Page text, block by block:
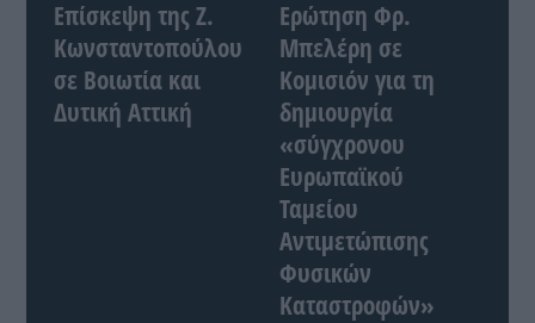
Επίσκεψη της Ζ.
Κωνσταντοπούλου
σε Βοιωτία και
Δυτική Αττική
Ερώτηση Φρ.
Μπελέρη σε
Κομισιόν για τη
δημιουργία
«σύγχρονου
Ευρωπαϊκού
Ταμείου
Αντιμετώπισης
Φυσικών
Καταστροφών»